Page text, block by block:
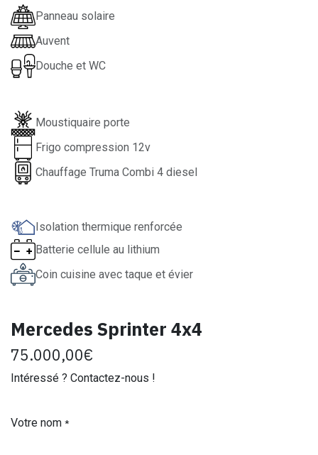
Panneau solaire
Auvent
Douche et WC
Moustiquaire porte
Frigo compression 12v
Chauffage Truma Combi 4 diesel
Isolation thermique renforcée
Batterie cellule au lithium
Coin cuisine avec taque et évier
Mercedes Sprinter 4x4
75.000,00€
Intéressé ? Contactez-nous !
Votre nom *